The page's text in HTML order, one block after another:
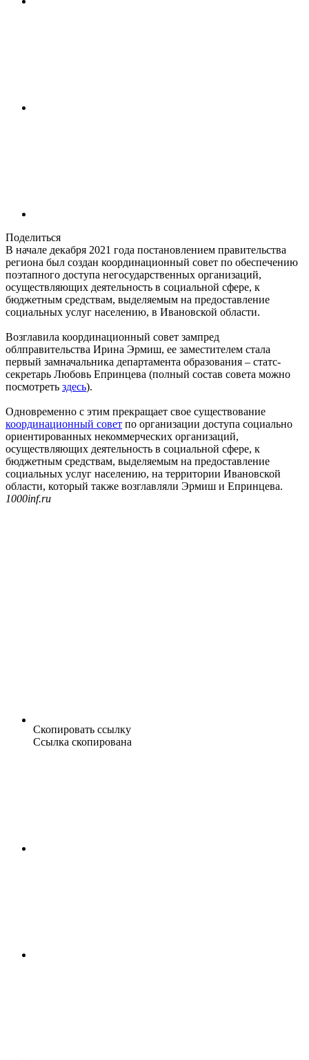
Поделиться
В начале декабря 2021 года постановлением правительства
региона был создан координационный совет по обеспечению
поэтапного доступа негосударственных организаций,
осуществляющих деятельность в социальной сфере, к
бюджетным средствам, выделяемым на предоставление
социальных услуг населению, в Ивановской области.
Возглавила координационный совет зампред
облправительства Ирина Эрмиш, ее заместителем стала
первый замначальника департамента образования – статс-
секретарь Любовь Епринцева (полный состав совета можно
посмотреть здесь).
Одновременно с этим прекращает свое существование
координационный совет по организации доступа социально
ориентированных некоммерческих организаций,
осуществляющих деятельность в социальной сфере, к
бюджетным средствам, выделяемым на предоставление
социальных услуг населению, на территории Ивановской
области, который также возглавляли Эрмиш и Епринцева.
1000inf.ru
Скопировать ссылку
Ссылка скопирована